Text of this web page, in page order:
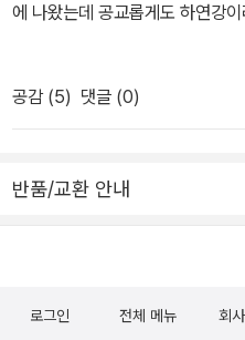
대선에 큰 영향을 줄 것 같지도 않
만 게다가 본질은 선거법위반인
런 저런 생각이 많은 하루의 끝자
이런 변화를 달가워 하지 않는 이
바뀐 것이 아니었다. 이전의 가
는, 형식적이고 정형화되고 사무
KL 이전의 공연에서는 쉽게 지휘
많은 이들이 루체른 페스티벌을
있음을 알게 해주는 여행에세이
사무실에 쌓여있는 책을 모두
한박스 쌓아놓고 왔으면서 장바
이 나올때마다 확인해서 보는 만
생각했는데 지금 7월이 아니라
라지고 있는걸까. 세월이 너무
나는 막 앞서 가버리고 있는거다
에 나왔는데 공교롭게도 하연강
국내에서도 꽤 알려진 로베르트
리셀리의 <프랑켄슈타인>이 문
<니체 극장><권력과 저항
섭 기자의 니체 이야기가 엄청
지는 못했는데 그간 보여준 철
담론’에 대한 성찰의 최정점을
공감 (5) 댓글 (0)
반품/교환 안내
로그인 전체 메뉴 회